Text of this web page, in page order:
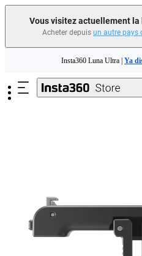
Vous visitez actuellement la
Acheter depuis un autre pays
Insta360 Luna Ultra | Ya
Échangez votre ancien appareil et
En